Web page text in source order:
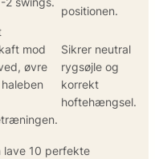
positionen.
mod
øvre
Sikrer neutral
rygsøjle og
korrekt
hoftehængsel.
lave 10 perfekte